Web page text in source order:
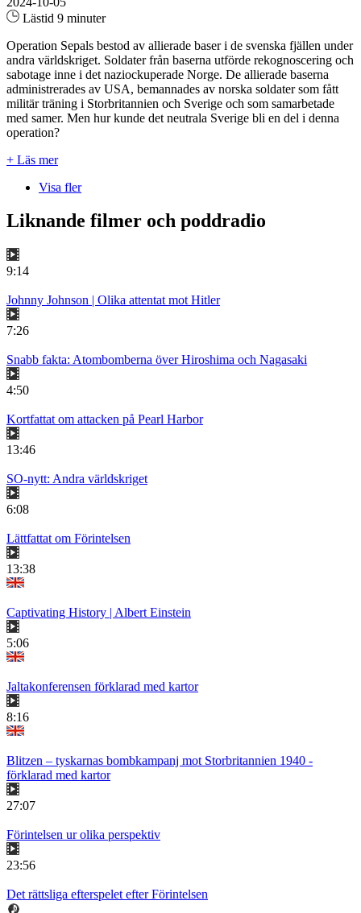
Lästid 9 minuter
Operation Sepals bestod av allierade baser i de svenska fjällen under
andra världskriget. Soldater från baserna utförde rekognoscering och
sabotage inne i det naziockuperade Norge. De allierade baserna
administrerades av USA, bemannades av norska soldater som fått
militär träning i Storbritannien och Sverige och som samarbetade
med samer. Men hur kunde det neutrala Sverige bli en del i denna
operation?
+ Läs mer
Visa fler
Liknande filmer och poddradio
9:14
Johnny Johnson | Olika attentat mot Hitler
7:26
Snabb fakta: Atombomberna över Hiroshima och Nagasaki
4:50
Kortfattat om attacken på Pearl Harbor
13:46
SO-nytt: Andra världskriget
6:08
Lättfattat om Förintelsen
13:38
Captivating History | Albert Einstein
5:06
Jaltakonferensen förklarad med kartor
8:16
Blitzen – tyskarnas bombkampanj mot Storbritannien 1940 -
förklarad med kartor
27:07
Förintelsen ur olika perspektiv
23:56
Det rättsliga efterspelet efter Förintelsen